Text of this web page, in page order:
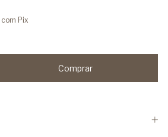
Pix